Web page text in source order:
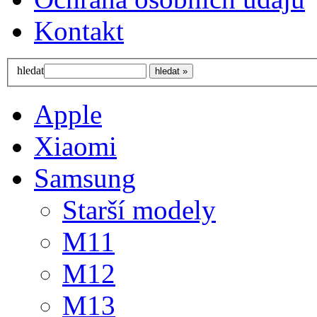
Kontakt
hledat
Apple
Xiaomi
Samsung
Starší modely
M11
M12
M13